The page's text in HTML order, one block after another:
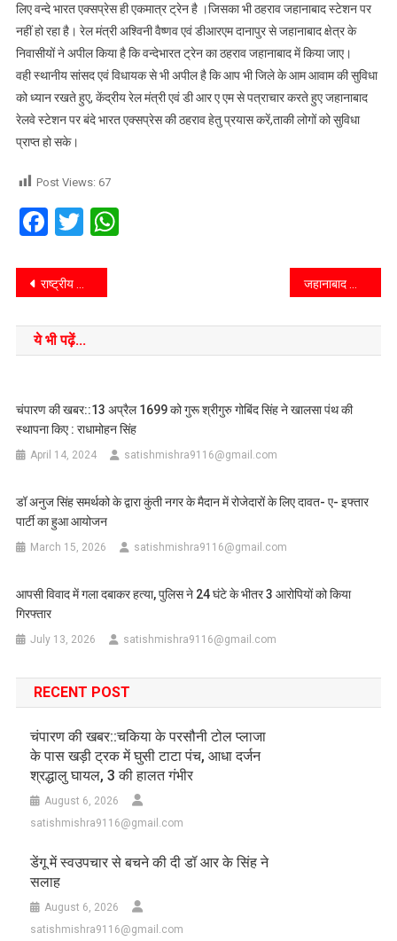
लिए वन्दे भारत एक्सप्रेस ही एकमात्र ट्रेन है ।जिसका भी ठहराव जहानाबाद स्टेशन पर
नहीं हो रहा है। रेल मंत्री अश्विनी वैष्णव एवं डीआरएम दानापुर से जहानाबाद क्षेत्र के
निवासीयों ने अपील किया है कि वन्देभारत ट्रेन का ठहराव जहानाबाद में किया जाए।
वही स्थानीय सांसद एवं विधायक से भी अपील है कि आप भी जिले के आम आवाम की सुविधा
को ध्यान रखते हुए, केंद्रीय रेल मंत्री एवं डी आर ए एम से पत्राचार करते हुए जहानाबाद
रेलवे स्टेशन पर बंदे भारत एक्सप्रेस की ठहराव हेतु प्रयास करें,ताकी लोगों को सुविधा
प्राप्त हो सके।
Post Views: 67
Facebook
TwitterWhatsApp
राष्ट्रीय लोक अदालत 13 दिसंबर को, प्रचार वाहन का किया गया रवाना
ये भी पढ़ें...
चंपारण की खबर::13 अप्रैल 1699 को गुरू श्रीगुरु गोबिंद सिंह ने खालसा पंथ की
स्थापना किए : राधामोहन सिंह
April 14, 2024 satishmishra9116@gmail.com
डॉ अनुज सिंह समर्थको के द्वारा कुंती नगर के मैदान में रोजेदारों के लिए दावत- ए- इफ्तार
पार्टी का हुआ आयोजन
March 15, 2026 satishmishra9116@gmail.com
आपसी विवाद में गला दबाकर हत्या, पुलिस ने 24 घंटे के भीतर 3 आरोपियों को किया
गिरफ्तार
July 13, 2026 satishmishra9116@gmail.com
RECENT POST
चंपारण की खबर::चकिया के परसौनी टोल प्लाजा
के पास खड़ी ट्रक में घुसी टाटा पंच, आधा दर्जन
श्रद्धालु घायल, 3 की हालत गंभीर
August 6, 2026
satishmishra9116@gmail.com
डेंगू में स्वउपचार से बचने की दी डॉ आर के सिंह ने
सलाह
August 6, 2026
satishmishra9116@gmail.com